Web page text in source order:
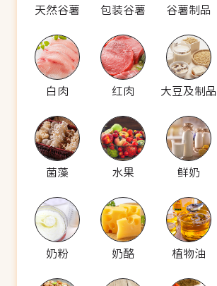
天然谷薯 包装谷薯 谷薯制品
白肉 红肉 大豆及制品
菌藻 水果 鲜奶
奶粉 奶酪 植物油